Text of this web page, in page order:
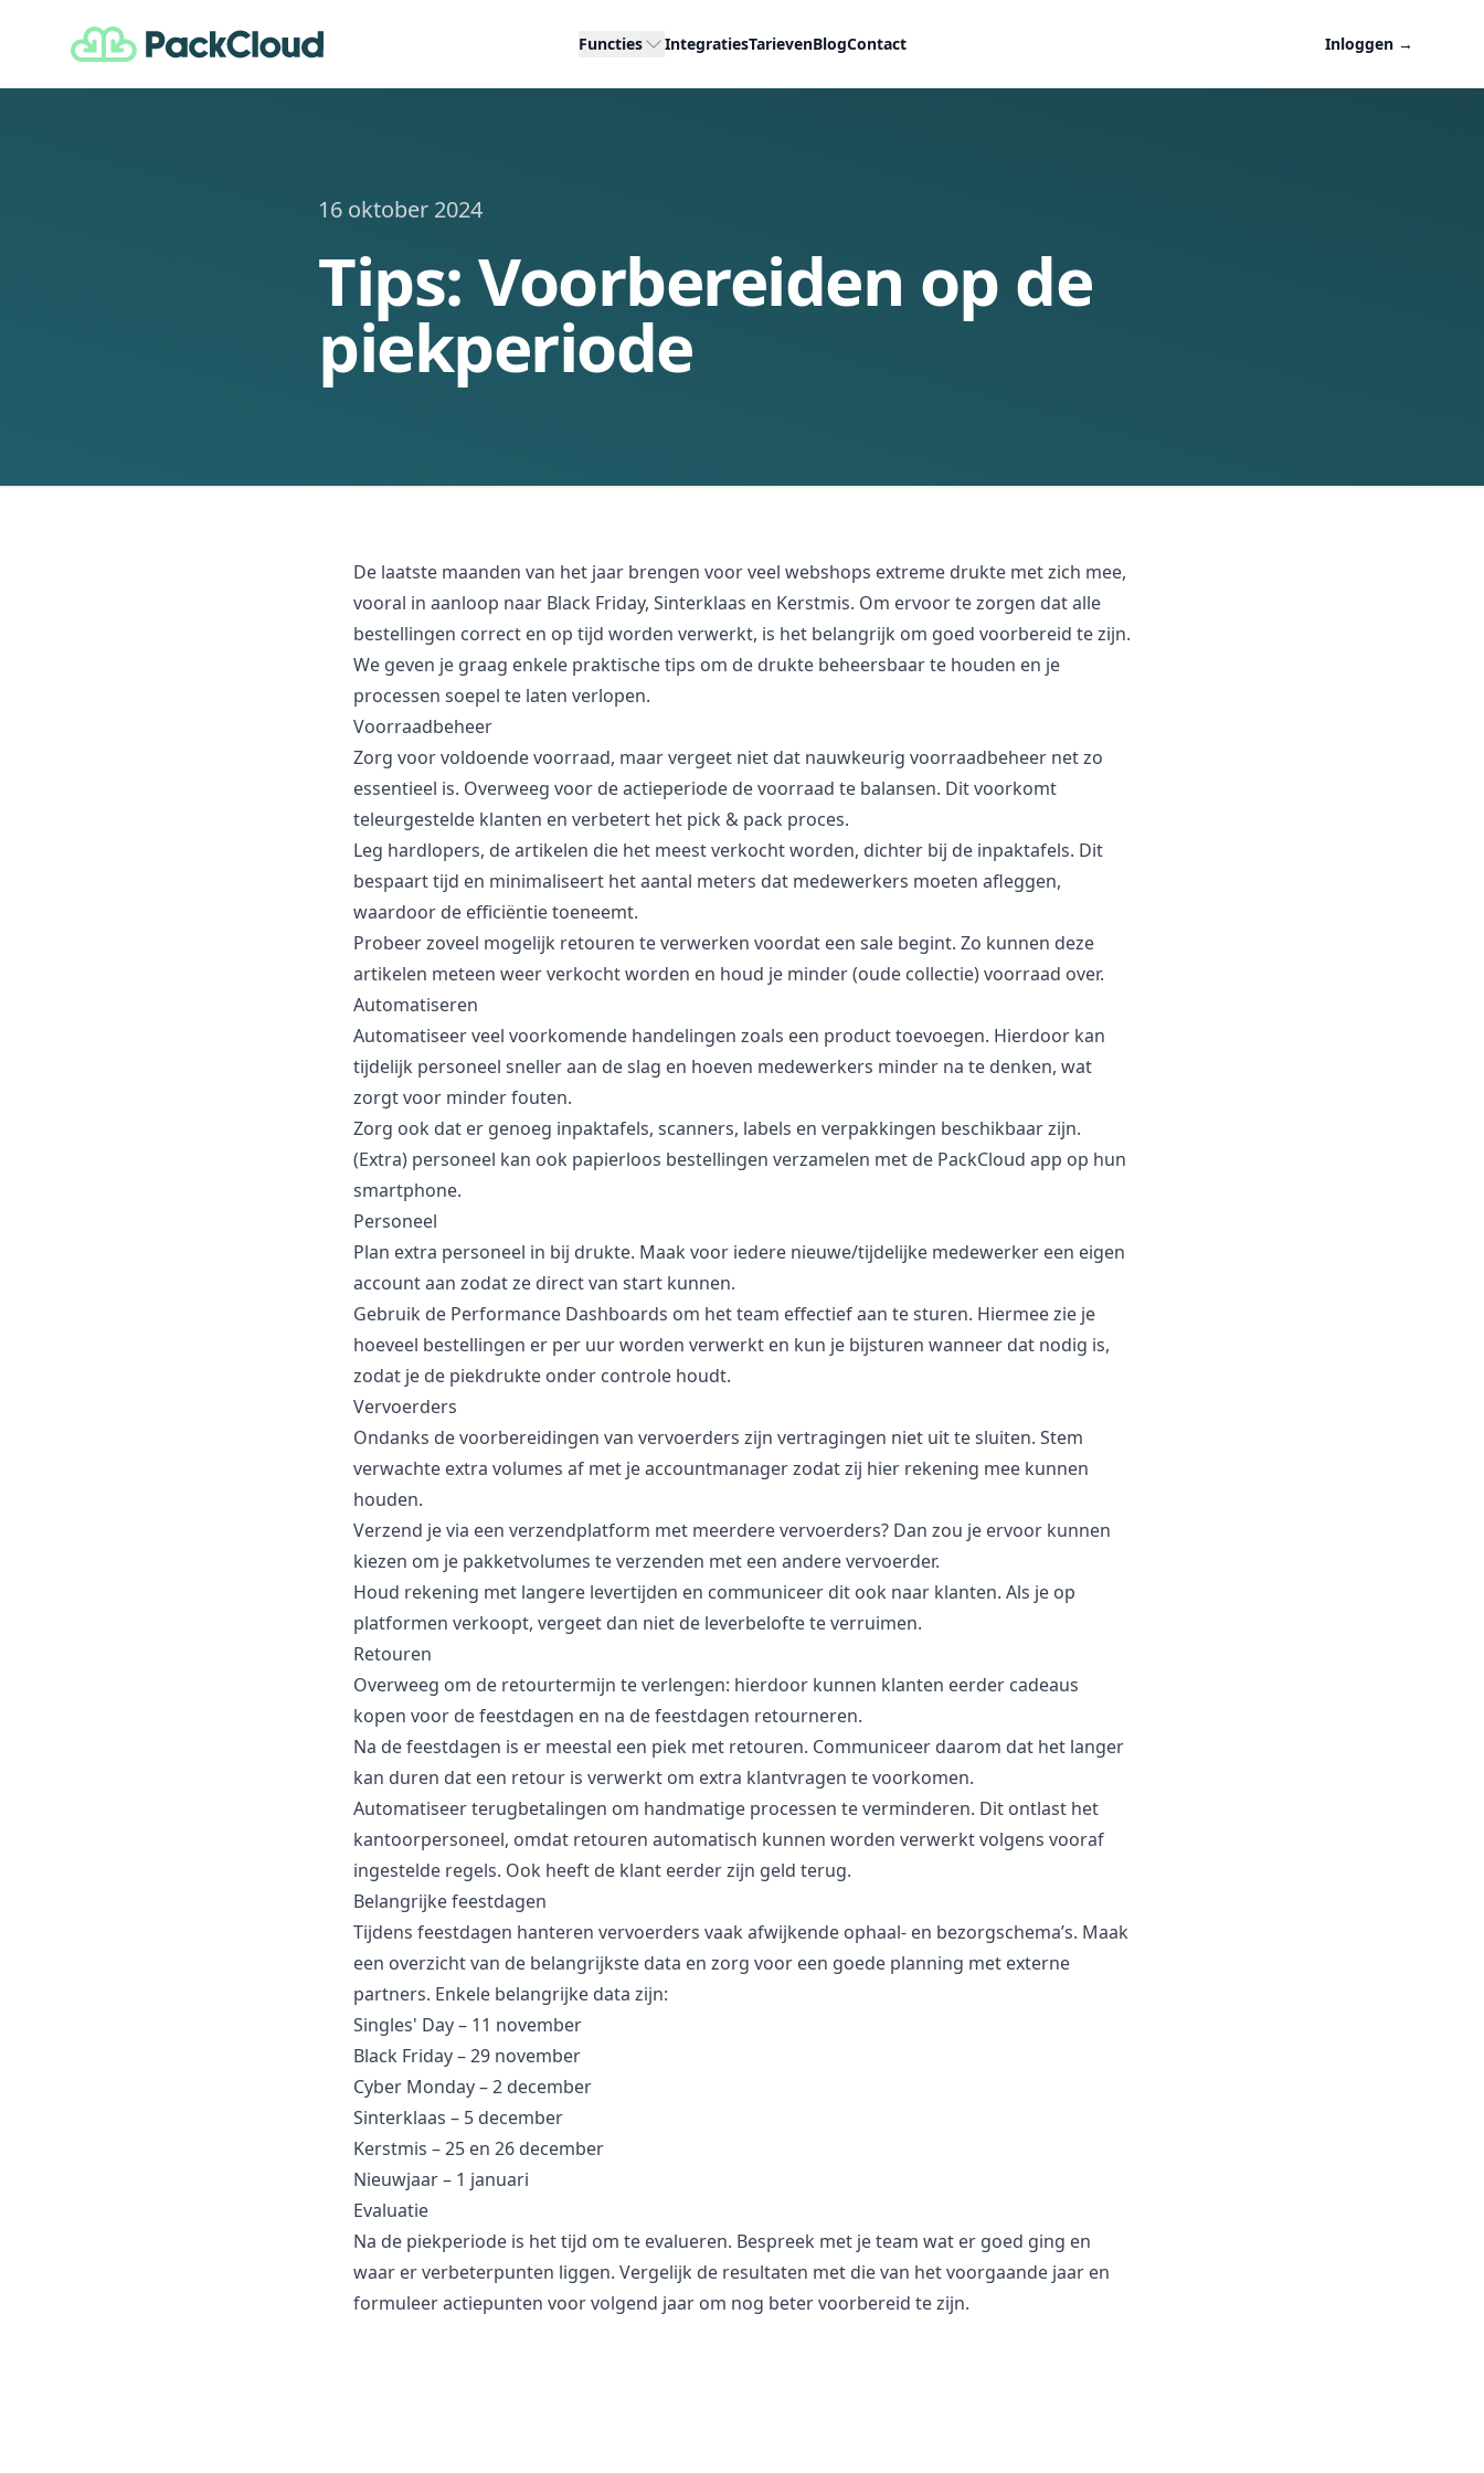
PackCloud Functies IntegratiesTarievenBlogContact Inloggen →
16 oktober 2024
Tips: Voorbereiden op de
piekperiode
De laatste maanden van het jaar brengen voor veel webshops extreme drukte met zich mee,
vooral in aanloop naar Black Friday, Sinterklaas en Kerstmis. Om ervoor te zorgen dat alle
bestellingen correct en op tijd worden verwerkt, is het belangrijk om goed voorbereid te zijn.
We geven je graag enkele praktische tips om de drukte beheersbaar te houden en je
processen soepel te laten verlopen.
Voorraadbeheer
Zorg voor voldoende voorraad, maar vergeet niet dat nauwkeurig voorraadbeheer net zo
essentieel is. Overweeg voor de actieperiode de voorraad te balansen. Dit voorkomt
teleurgestelde klanten en verbetert het pick & pack proces.
Leg hardlopers, de artikelen die het meest verkocht worden, dichter bij de inpaktafels. Dit
bespaart tijd en minimaliseert het aantal meters dat medewerkers moeten afleggen,
waardoor de efficiëntie toeneemt.
Probeer zoveel mogelijk retouren te verwerken voordat een sale begint. Zo kunnen deze
artikelen meteen weer verkocht worden en houd je minder (oude collectie) voorraad over.
Automatiseren
Automatiseer veel voorkomende handelingen zoals een product toevoegen. Hierdoor kan
tijdelijk personeel sneller aan de slag en hoeven medewerkers minder na te denken, wat
zorgt voor minder fouten.
Zorg ook dat er genoeg inpaktafels, scanners, labels en verpakkingen beschikbaar zijn.
(Extra) personeel kan ook papierloos bestellingen verzamelen met de PackCloud app op hun
smartphone.
Personeel
Plan extra personeel in bij drukte. Maak voor iedere nieuwe/tijdelijke medewerker een eigen
account aan zodat ze direct van start kunnen.
Gebruik de Performance Dashboards om het team effectief aan te sturen. Hiermee zie je
hoeveel bestellingen er per uur worden verwerkt en kun je bijsturen wanneer dat nodig is,
zodat je de piekdrukte onder controle houdt.
Vervoerders
Ondanks de voorbereidingen van vervoerders zijn vertragingen niet uit te sluiten. Stem
verwachte extra volumes af met je accountmanager zodat zij hier rekening mee kunnen
houden.
Verzend je via een verzendplatform met meerdere vervoerders? Dan zou je ervoor kunnen
kiezen om je pakketvolumes te verzenden met een andere vervoerder.
Houd rekening met langere levertijden en communiceer dit ook naar klanten. Als je op
platformen verkoopt, vergeet dan niet de leverbelofte te verruimen.
Retouren
Overweeg om de retourtermijn te verlengen: hierdoor kunnen klanten eerder cadeaus
kopen voor de feestdagen en na de feestdagen retourneren.
Na de feestdagen is er meestal een piek met retouren. Communiceer daarom dat het langer
kan duren dat een retour is verwerkt om extra klantvragen te voorkomen.
Automatiseer terugbetalingen om handmatige processen te verminderen. Dit ontlast het
kantoorpersoneel, omdat retouren automatisch kunnen worden verwerkt volgens vooraf
ingestelde regels. Ook heeft de klant eerder zijn geld terug.
Belangrijke feestdagen
Tijdens feestdagen hanteren vervoerders vaak afwijkende ophaal- en bezorgschema’s. Maak
een overzicht van de belangrijkste data en zorg voor een goede planning met externe
partners. Enkele belangrijke data zijn:
Singles' Day – 11 november
Black Friday – 29 november
Cyber Monday – 2 december
Sinterklaas – 5 december
Kerstmis – 25 en 26 december
Nieuwjaar – 1 januari
Evaluatie
Na de piekperiode is het tijd om te evalueren. Bespreek met je team wat er goed ging en
waar er verbeterpunten liggen. Vergelijk de resultaten met die van het voorgaande jaar en
formuleer actiepunten voor volgend jaar om nog beter voorbereid te zijn.